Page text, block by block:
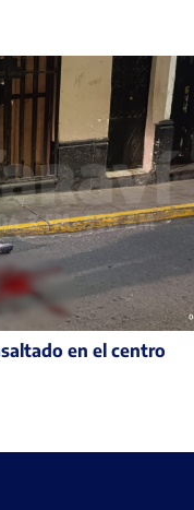
en el centro